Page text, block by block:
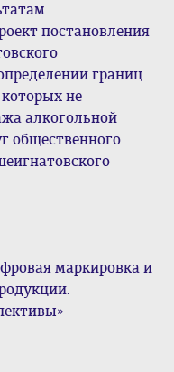
постановления
границ
не
алкогольной
общественного
маркировка и